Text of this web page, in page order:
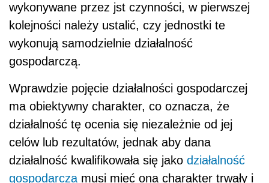
wykonywane przez jst czynności, w pierwszej
kolejności należy ustalić, czy jednostki te
wykonują samodzielnie działalność
gospodarczą.
Wprawdzie pojęcie działalności gospodarczej
ma obiektywny charakter, co oznacza, że
działalność tę ocenia się niezależnie od jej
celów lub rezultatów, jednak aby dana
działalność kwalifikowała się jako działalność
gospodarcza musi mieć ona charakter trwały i